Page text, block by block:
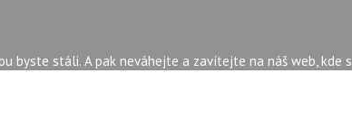
byste stáli. A pak neváhejte a zavítejte na náš web, kde